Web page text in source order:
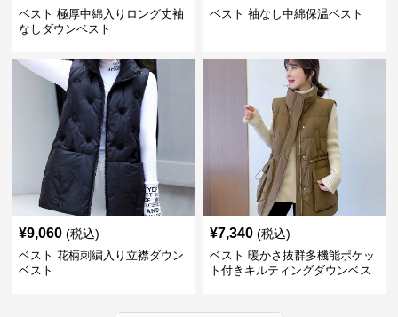
ベスト 極厚中綿入りロング丈袖
なしダウンベスト
ベスト 袖なし中綿保温ベスト
¥9,060 (税込)
ベスト 花柄刺繍入り立襟ダウン
ベスト
¥7,340 (税込)
ベスト 暖かさ抜群多機能ポケッ
ト付きキルティングダウンベス